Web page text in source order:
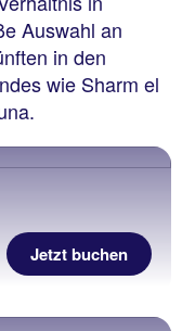
Auswahl an
in den
wie Sharm el
Jetzt buchen